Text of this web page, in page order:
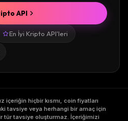
En İyi Kripto API'leri
API
içeriğin hiçbir kısmı, coin fiyatları
tavsiye veya herhangi bir amaç için
tür tavsiye oluşturmaz. İçeriğimizi